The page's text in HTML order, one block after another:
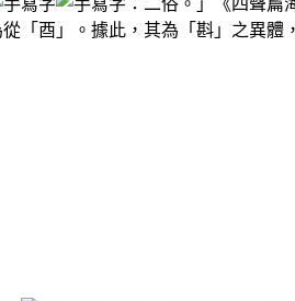
：二俗。」《四聲篇
「酉」。據此，其為「斟」之異體